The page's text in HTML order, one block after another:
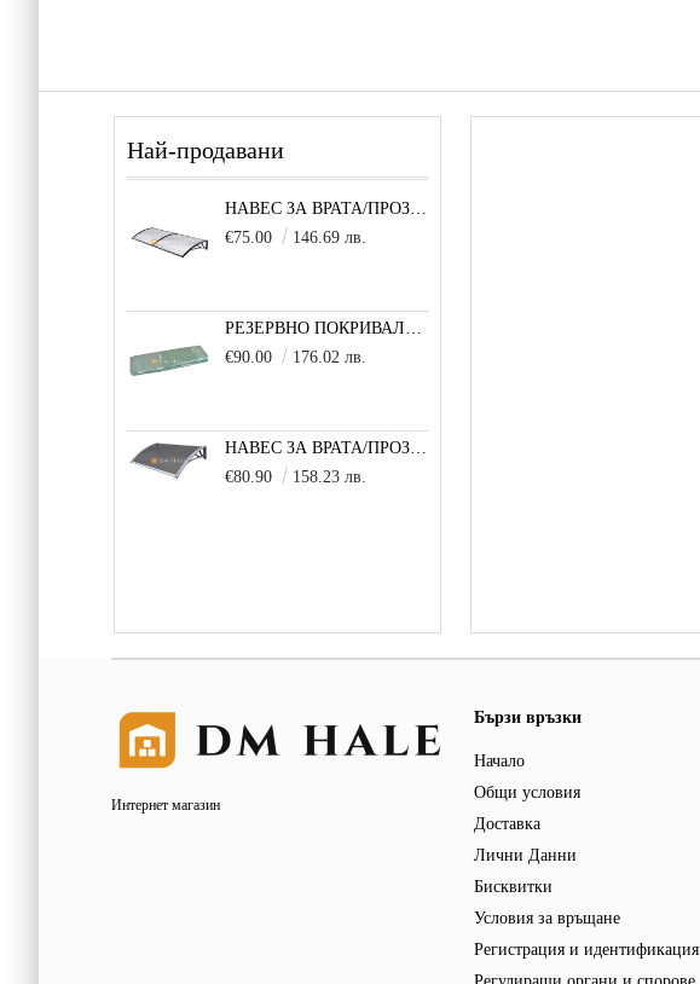
Най-продавани
НАВЕС ЗА ВРАТА/ПРОЗОРЕЦ 80Х200 СМ, ЧЕРНО-ПРОЗРАЧНО
€75.00
146.69 лв.
РЕЗЕРВНО ПОКРИВАЛО 600X300X200 CM SOLE TERRA STRONG ЗА ТУНЕЛНА ОРАНЖЕРИЯ
€90.00
176.02 лв.
НАВЕС ЗА ВРАТА/ПРОЗОРЕЦ 100Х150 СМ, СИВО-СИВО
€80.90
158.23 лв.
Интернет магазин
Бързи връзки
Начало
Общи условия
Доставка
Лични Данни
Бисквитки
Условия за връщане
Регистрация и идентификация